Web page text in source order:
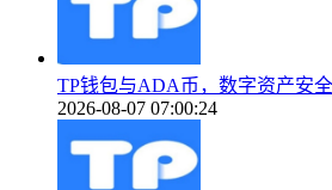
TP钱包与ADA币，数字资产安
2026-08-07 07:00:24